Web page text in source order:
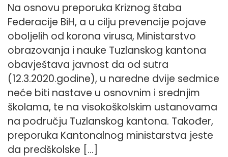
Na osnovu preporuka Kriznog štaba
Federacije BiH, a u cilju prevencije pojave
oboljelih od korona virusa, Ministarstvo
obrazovanja i nauke Tuzlanskog kantona
obavještava javnost da od sutra
(12.3.2020.godine), u naredne dvije sedmice
neće biti nastave u osnovnim i srednjim
školama, te na visokoškolskim ustanovama
na području Tuzlanskog kantona. Također,
preporuka Kantonalnog ministarstva jeste
da predškolske […]